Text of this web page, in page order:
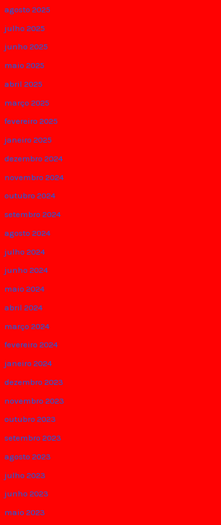
agosto 2025
julho 2025
junho 2025
maio 2025
abril 2025
março 2025
fevereiro 2025
janeiro 2025
dezembro 2024
novembro 2024
outubro 2024
setembro 2024
agosto 2024
julho 2024
junho 2024
maio 2024
abril 2024
março 2024
fevereiro 2024
janeiro 2024
dezembro 2023
novembro 2023
outubro 2023
setembro 2023
agosto 2023
julho 2023
junho 2023
maio 2023